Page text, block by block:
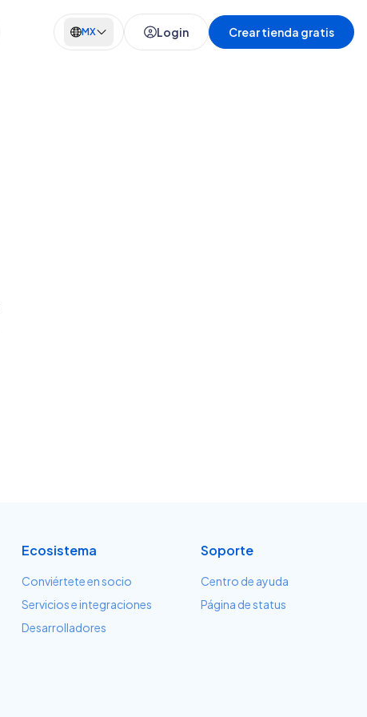
MX Login Crear tienda gratis
Ecosistema
Conviértete en socio
Servicios e integraciones
Desarrolladores
Soporte
Centro de ayuda
Página de status